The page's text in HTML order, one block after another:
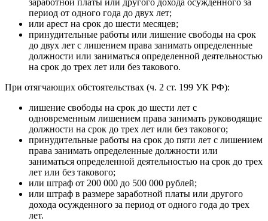
период от одного года до двух лет;
или арест на срок до шести месяцев;
принудительные работы или лишение свободы на срок
до двух лет с лишением права занимать определенные
должности или заниматься определенной деятельностью
на срок до трех лет или без такового.
При отягчающих обстоятельствах (ч. 2 ст. 199 УК РФ):
лишение свободы на срок до шести лет с
одновременным лишением права занимать руководящие
должности на срок до трех лет или без такового;
принудительные работы на срок до пяти лет с лишением
права занимать определенные должности или
заниматься определенной деятельностью на срок до трех
лет или без такового;
или штраф от 200 000 до 500 000 рублей;
или штраф в размере заработной платы или другого
дохода осужденного за период от одного года до трех
лет.